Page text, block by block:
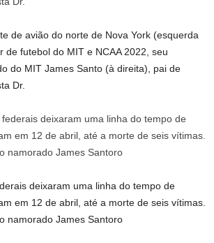
de avião do norte de Nova York (esquerda
de futebol do MIT e NCAA 2022, seu
do MIT James Santo (à direita), pai de
Dr.
deixaram uma linha do tempo de
em 12 de abril, até a morte de seis vítimas.
namorado James Santoro